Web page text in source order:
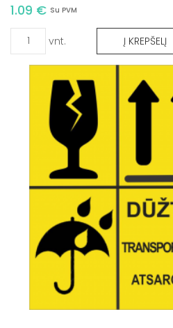
1.09 € Su PVM
vnt. Į KREPŠELĮ